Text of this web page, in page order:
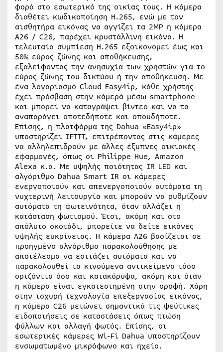
φορά στο εσωτερικό της οικίας τους. Η κάμερα
διαθέτει κωδικοποίηση H.265, ενώ με τον
αισθητήρα εικόνας να αγγίζει τα 2MP η κάμερα
A26 / C26, παρέχει κρυστάλλινη εικόνα. Η
τελευταία συμπίεση H.265 εξοικονομεί έως και
50% εύρος ζώνης και αποθήκευσης,
εξαλείφοντας την ανησυχία των χρηστών για το
εύρος ζώνης του δικτύου ή την αποθήκευση. Με
ένα λογαριασμό Cloud Easy4ip, κάθε χρήστης
έχει πρόσβαση στην κάμερά μέσω smartphone
και μπορεί να καταγράψει βίντεο και να τα
αναπαράγει οποτεδήποτε και οπουδήποτε.
Επίσης, η πλατφόρμα της Dahua «Easy4ip»
υποστηρίζει IFTTT, επιτρέποντας στις κάμερες
να αλληλεπιδρούν με άλλες έξυπνες οικιακές
εφαρμογές, όπως οι Philippe Hue, Amazon
Alexa κ.α. Με υψηλής ποιότητας IR LED και
αλγόριθμο Dahua Smart IR οι κάμερες
ενεργοποιούν και απενεργοποιούν αυτόματα τη
νυχτερινή λειτουργία και μπορούν να ρυθμίζουν
αυτόματα τη φωτεινότητα, όταν αλλάζει η
κατάσταση φωτισμού. Έτσι, ακόμη και στο
απόλυτο σκοτάδι, μπορείτε να δείτε εικόνες
υψηλής ευκρίνειας. Η κάμερα A26 βασίζεται σε
προηγμένο αλγόριθμο παρακολούθησης με
αποτέλεσμα να εστιάζει αυτόματα και να
παρακολουθεί τα κινούμενα αντικείμενα τόσο
οριζόντια όσο και κατακόρυφα, ακόμη και όταν
η κάμερα είναι εγκατεστημένη στην οροφή. Χάρη
στην ισχυρή τεχνολογία επεξεργασίας εικόνας,
η κάμερα C26 μειώνει σημαντικά τις ψεύτικες
ειδοποιήσεις σε καταστάσεις όπως πτώση
φύλλων και αλλαγή φωτός. Επίσης, οι
εσωτερικές κάμερες Wi-Fi Dahua υποστηρίζουν
ενσωματωμένο μικρόφωνο και ηχείο.